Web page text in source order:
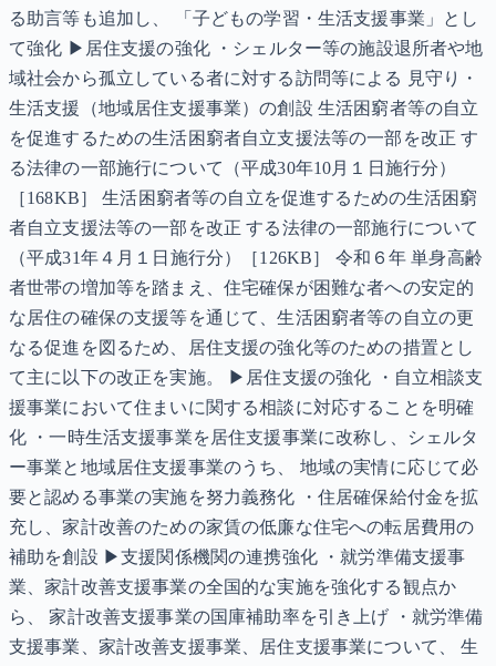
る助言等も追加し、 「子どもの学習・生活支援事業」とし
て強化 ▶居住支援の強化 ・シェルター等の施設退所者や地
域社会から孤立している者に対する訪問等による 見守り・
生活支援（地域居住支援事業）の創設 生活困窮者等の自立
を促進するための生活困窮者自立支援法等の一部を改正 す
る法律の一部施行について（平成30年10月１日施行分）
［168KB］ 生活困窮者等の自立を促進するための生活困窮
者自立支援法等の一部を改正 する法律の一部施行について
（平成31年４月１日施行分）［126KB］ 令和６年 単身高齢
者世帯の増加等を踏まえ、住宅確保が困難な者への安定的
な居住の確保の支援等を通じて、生活困窮者等の自立の更
なる促進を図るため、居住支援の強化等のための措置とし
て主に以下の改正を実施。 ▶居住支援の強化 ・自立相談支
援事業において住まいに関する相談に対応することを明確
化 ・一時生活支援事業を居住支援事業に改称し、シェルタ
ー事業と地域居住支援事業のうち、 地域の実情に応じて必
要と認める事業の実施を努力義務化 ・住居確保給付金を拡
充し、家計改善のための家賃の低廉な住宅への転居費用の
補助を創設 ▶支援関係機関の連携強化 ・就労準備支援事
業、家計改善支援事業の全国的な実施を強化する観点か
ら、 家計改善支援事業の国庫補助率を引き上げ ・就労準備
支援事業、家計改善支援事業、居住支援事業について、 生